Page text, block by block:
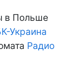
в Польше
Украина
Радио